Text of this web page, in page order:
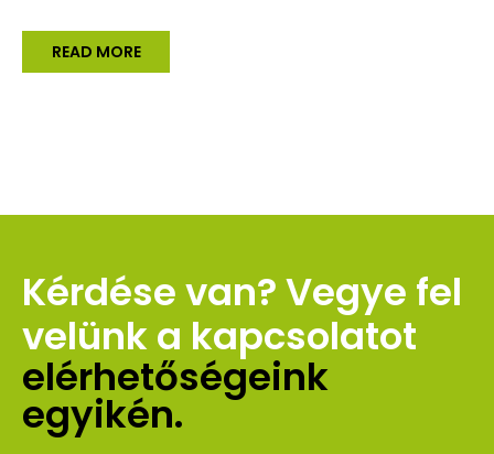
READ MORE
Kérdése van? Vegye fel
velünk a kapcsolatot
elérhetőségeink
egyikén.